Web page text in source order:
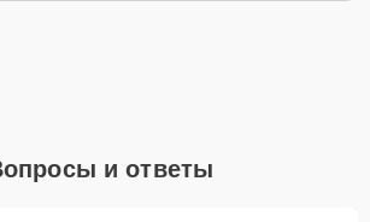
устройства дольше
и ответы